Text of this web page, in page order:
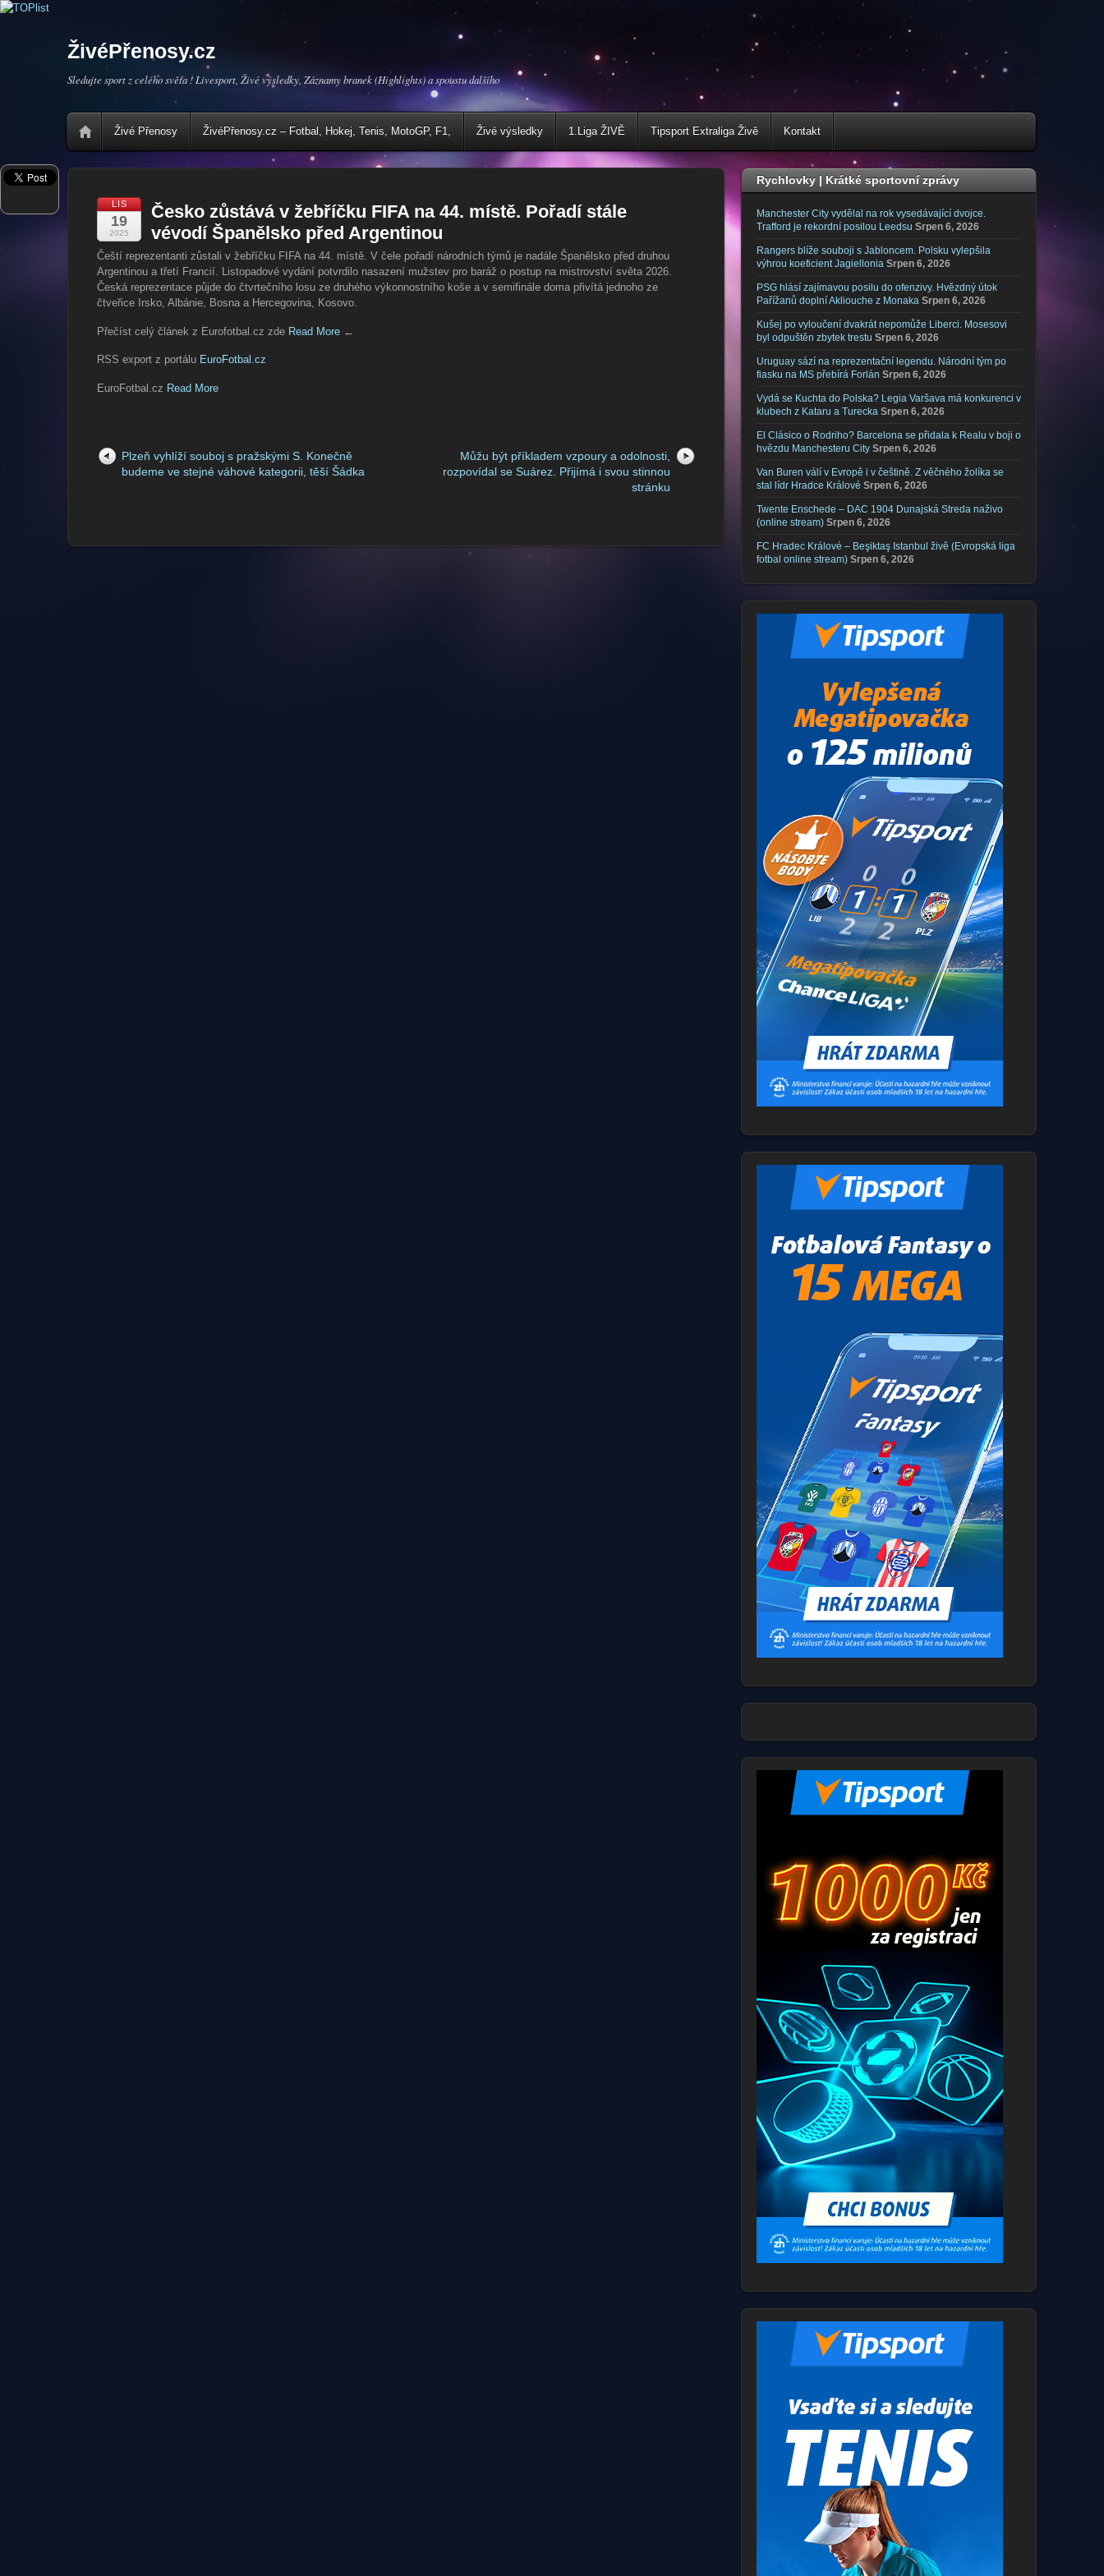
ŽivéPřenosy.cz
Sledujte sport z celého světa ! Livesport, Živé výsledky, Záznamy branek (Highlights) a spoustu dalšího
Živé Přenosy ŽivéPřenosy.cz – Fotbal, Hokej, Tenis, MotoGP, F1, Živé výsledky 1.Liga ŽIVĚ Tipsport Extraliga Živě Kontakt
LIS
19
2025
Česko zůstává v žebříčku FIFA na 44. místě. Pořadí stále
vévodí Španělsko před Argentinou
Čeští reprezentanti zůstali v žebříčku FIFA na 44. místě. V čele pořadí národních týmů je nadále Španělsko před druhou
Argentinou a třetí Francií. Listopadové vydání potvrdilo nasazení mužstev pro baráž o postup na mistrovství světa 2026.
Česká reprezentace půjde do čtvrtečního losu ze druhého výkonnostního koše a v semifinále doma přivítá jednoho ze
čtveřice Irsko, Albánie, Bosna a Hercegovina, Kosovo.
Přečíst celý článek z Eurofotbal.cz zde Read More ←
RSS export z portálu EuroFotbal.cz
EuroFotbal.cz Read More
Plzeň vyhlíží souboj s pražskými S. Konečně
budeme ve stejné váhové kategorii, těší Šádka
Můžu být příkladem vzpoury a odolnosti,
rozpovídal se Suárez. Přijímá i svou stinnou
stránku
Rychlovky | Krátké sportovní zprávy
Manchester City vydělal na rok vysedávající dvojce.
Trafford je rekordní posilou Leedsu Srpen 6, 2026
Rangers blíže souboji s Jabloncem. Polsku vylepšila
výhrou koeficient Jagiellonia Srpen 6, 2026
PSG hlásí zajímavou posilu do ofenzivy. Hvězdný útok
Pařížanů doplní Akliouche z Monaka Srpen 6, 2026
Kušej po vyloučení dvakrát nepomůže Liberci. Mosesovi
byl odpuštěn zbytek trestu Srpen 6, 2026
Uruguay sází na reprezentační legendu. Národní tým po
fiasku na MS přebírá Forlán Srpen 6, 2026
Vydá se Kuchta do Polska? Legia Varšava má konkurenci v
klubech z Kataru a Turecka Srpen 6, 2026
El Clásico o Rodriho? Barcelona se přidala k Realu v boji o
hvězdu Manchesteru City Srpen 6, 2026
Van Buren válí v Evropě i v češtině. Z věčného žolíka se
stal lídr Hradce Králové Srpen 6, 2026
Twente Enschede – DAC 1904 Dunajská Streda naživo
(online stream) Srpen 6, 2026
FC Hradec Králové – Beşiktaş Istanbul živě (Evropská liga
fotbal online stream) Srpen 6, 2026